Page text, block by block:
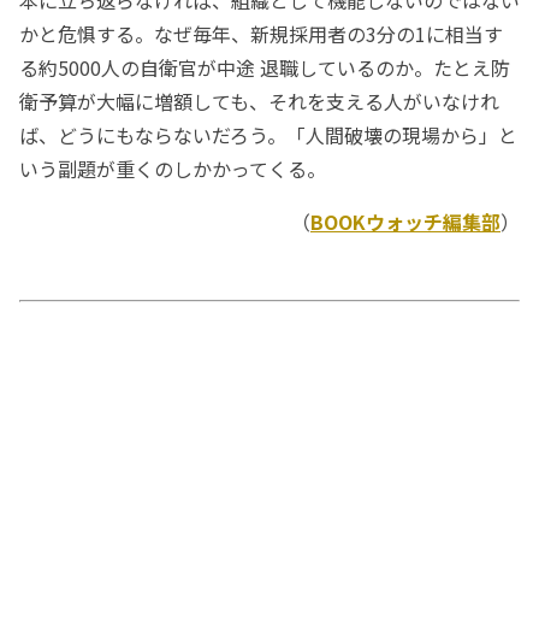
かと危惧する。なぜ毎年、新規採用者の3分の1に相当す
る約5000人の自衛官が中途 退職しているのか。たとえ防
衛予算が大幅に増額しても、それを支える人がいなけれ
ば、どうにもならないだろう。「人間破壊の現場から」と
いう副題が重くのしかかってくる。
（BOOKウォッチ編集部）